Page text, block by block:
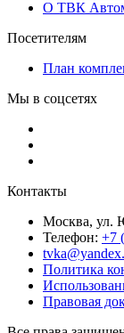
О ТВК
Посетителям
План
Мы в соцсетях
Контакты
Москва, ул.
Телефон: +7
Политика
Правовая